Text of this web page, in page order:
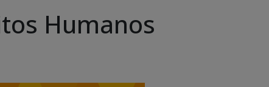
Humanos